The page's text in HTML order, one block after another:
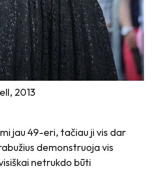
2013
jau 49-eri, tačiau ji vis dar
demonstruoja vis
netrukdo būti